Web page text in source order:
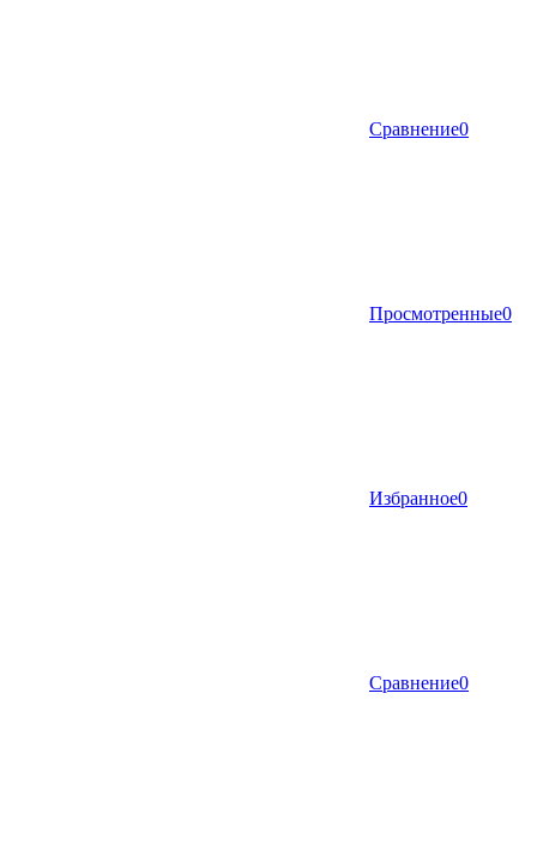
Сравнение0
Просмотренные0
Избранное0
Сравнение0